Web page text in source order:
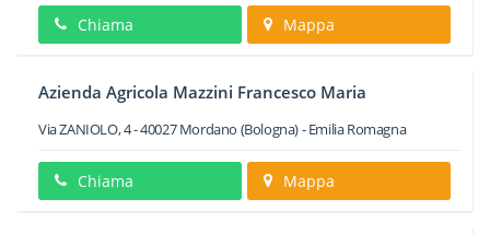
Chiama Mappa
Azienda Agricola Mazzini Francesco Maria
Via ZANIOLO, 4-40027 Mordano (Bologna) -Emilia Romagna
Chiama Mappa